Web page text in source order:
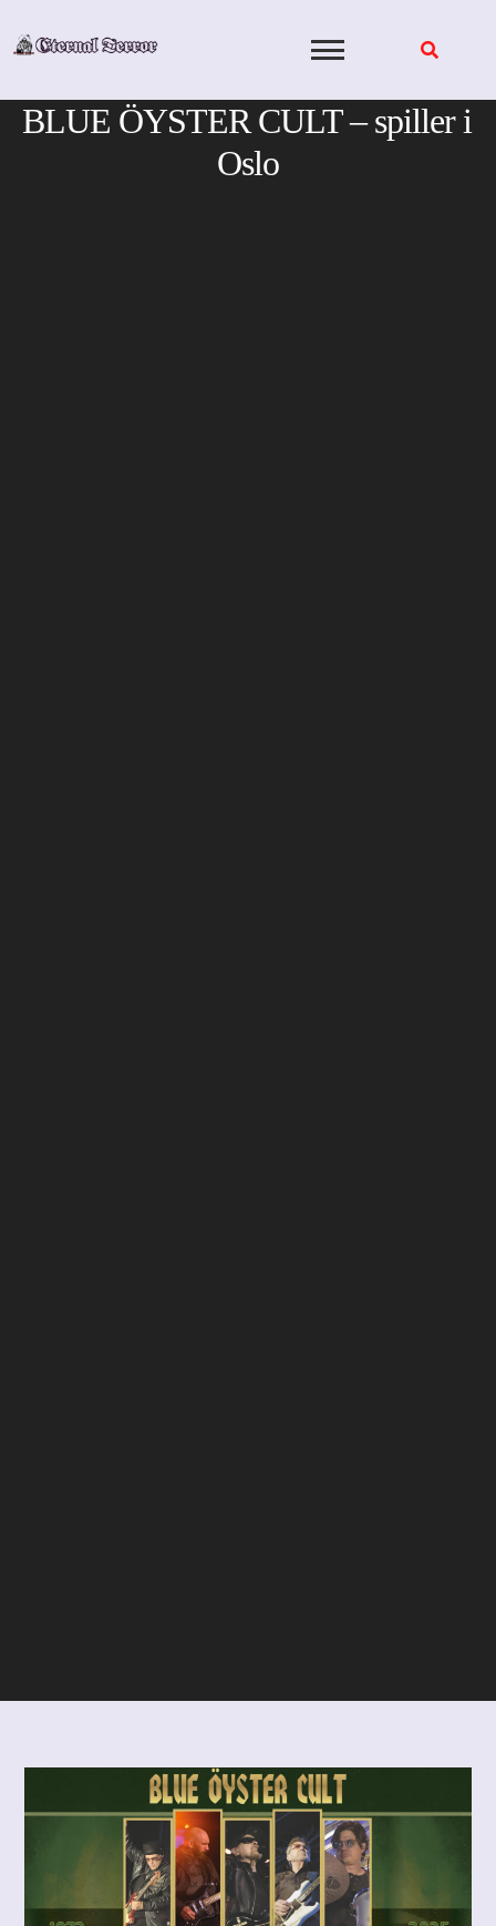
BLUE ÖYSTER CULT – spiller i
Oslo